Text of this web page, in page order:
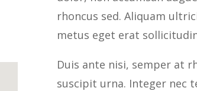
rhoncus sed. Aliquam
metus eget erat
Duis ante nisi, semper at
suscipit urna. Integer nec